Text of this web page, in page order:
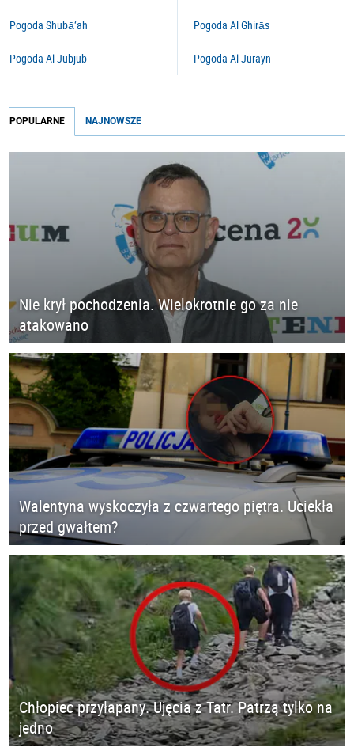
Pogoda Shubā‘ah
Pogoda Al Jubjub
Pogoda Al Ghirās
Pogoda Al Jurayn
POPULARNE NAJNOWSZE
Nie krył pochodzenia. Wielokrotnie go za nie
atakowano
Walentyna wyskoczyła z czwartego piętra. Uciekła
przed gwałtem?
Chłopiec przyłapany. Ujęcia z Tatr. Patrzą tylko na
jedno